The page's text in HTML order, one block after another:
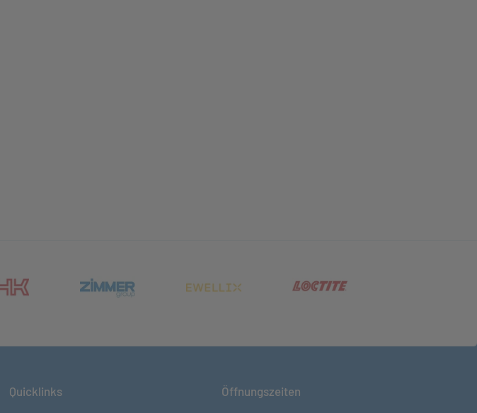
(öffnet in neuem Tab)(öffnet in neuem Tab)(öffnet in neuem Tab)(öffnet in neuem Tab)
Quicklinks Öffnungszeiten